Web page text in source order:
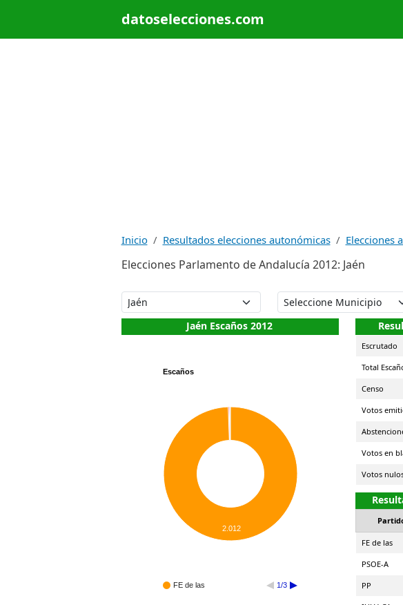
datoselecciones.com
Inicio Resultados elecciones autonómicas Elecciones
Elecciones Parlamento de Andalucía 2012: Jaén
Jaén Escaños 2012
Escaños
FE de las 1/3
2.012
Escrutado
Total
Censo
Votos
Votos en
Votos
FE de las
PSOE-A
PP